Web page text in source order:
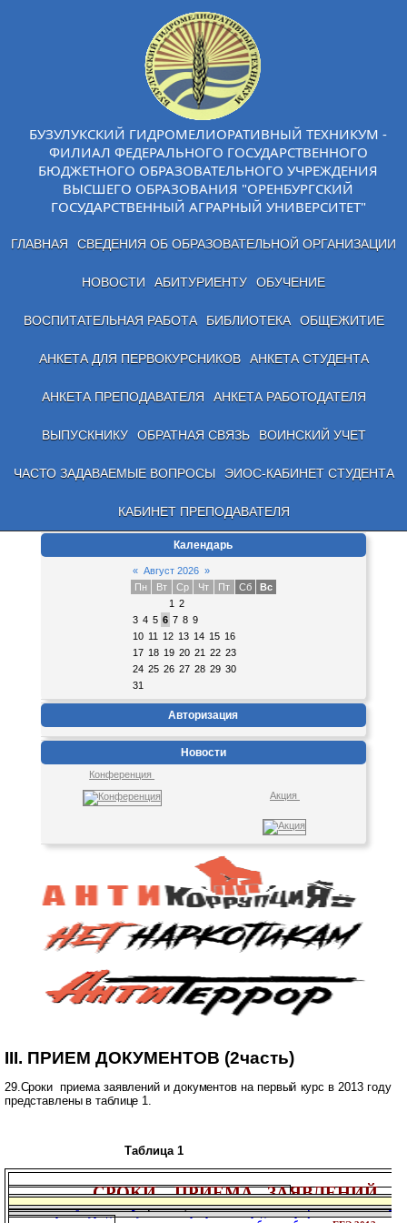
БУЗУЛУКСКИЙ ГИДРОМЕЛИОРАТИВНЫЙ ТЕХНИКУМ -
ФИЛИАЛ ФЕДЕРАЛЬНОГО ГОСУДАРСТВЕННОГО
БЮДЖЕТНОГО ОБРАЗОВАТЕЛЬНОГО УЧРЕЖДЕНИЯ
ВЫСШЕГО ОБРАЗОВАНИЯ "ОРЕНБУРГСКИЙ
ГОСУДАРСТВЕННЫЙ АГРАРНЫЙ УНИВЕРСИТЕТ"
ГЛАВНАЯ СВЕДЕНИЯ ОБ ОБРАЗОВАТЕЛЬНОЙ ОРГАНИЗАЦИИ
НОВОСТИ АБИТУРИЕНТУ ОБУЧЕНИЕ
ВОСПИТАТЕЛЬНАЯ РАБОТА БИБЛИОТЕКА ОБЩЕЖИТИЕ
АНКЕТА ДЛЯ ПЕРВОКУРСНИКОВ АНКЕТА СТУДЕНТА
АНКЕТА ПРЕПОДАВАТЕЛЯ АНКЕТА РАБОТОДАТЕЛЯ
ВЫПУСКНИКУ ОБРАТНАЯ СВЯЗЬ ВОИНСКИЙ УЧЕТ
ЧАСТО ЗАДАВАЕМЫЕ ВОПРОСЫ ЭИОС-КАБИНЕТ СТУДЕНТА
КАБИНЕТ ПРЕПОДАВАТЕЛЯ
Календарь
« Август 2026 »
Пн
Вт Ср Чт Пт Сб
Вс
1 2
3 4 5 6 7 8 9
10 11 12 13 14 15 16
17 18 19 20 21 22 23
24 25 26 27 28 29 30
31
Авторизация
Новости
Конференция
Акция
III. ПРИЕМ ДОКУМЕНТОВ (2часть)
29.Сроки приема заявлений и документов на первый курс в 2013 году
представлены в таблице 1
Таблица 1
СРОКИ ПРИЕМА ЗАЯВЛЕНИЙ
заочная форма обучения
на первый курс для обучения по программам среднего профессионального